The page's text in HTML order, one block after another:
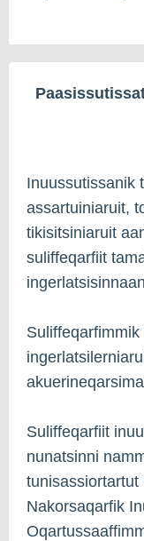
Inuussutissanik
assartuiniaruit,
tikisitsiniaruit
suliffeqarfiit
Suliffeqarfiit
nunatsinni
Nakorsaqarfik